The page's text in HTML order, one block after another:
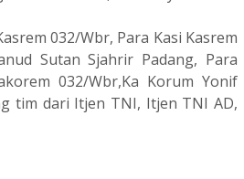
032/Wbr, Para Kasi Kasrem
Sutan Sjahrir Padang, Para
032/Wbr,Ka Korum Yonif
tim dari Itjen TNI, Itjen TNI AD,